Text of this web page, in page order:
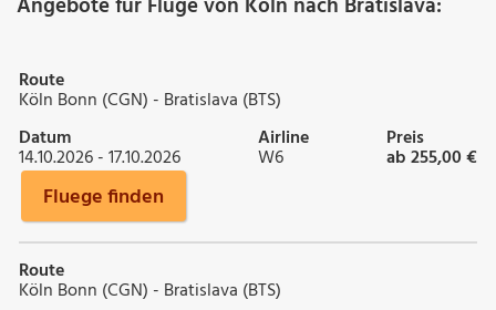
Route
Köln Bonn (CGN) - Bratislava (BTS)
Datum
14.10.2026 - 17.10.2026
Airline
W6
Preis
ab 255,00 €
Fluege finden
Route
Köln Bonn (CGN) - Bratislava (BTS)